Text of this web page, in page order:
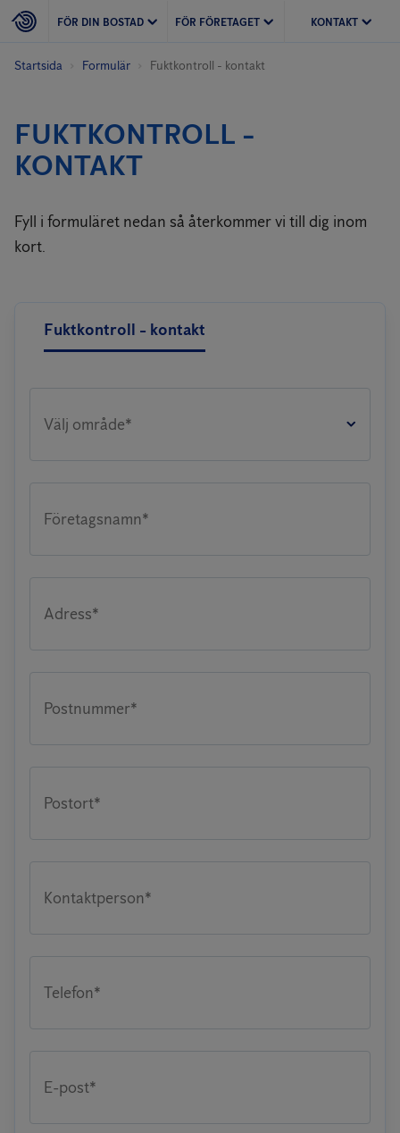
FÖR DIN BOSTAD FÖR FÖRETAGET KONTAKT
Startsida Formulär Fuktkontroll - kontakt
FUKTKONTROLL -
KONTAKT
Fyll i formuläret nedan så återkommer vi till dig inom
kort.
Fuktkontroll - kontakt
Välj område*
Företagsnamn*
Adress*
Postnummer*
Postort*
Kontaktperson*
Telefon*
E-post*